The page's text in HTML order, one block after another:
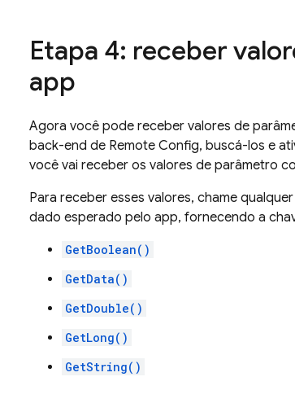
Etapa 4: receber
app
Agora você pode receber valores de
back-end de Remote Config, buscá-los e
você vai receber os valores de parâmetro
Para receber esses valores, chame
dado esperado pelo app, fornecendo a
GetBoolean()
GetData()
GetDouble()
GetLong()
GetString()